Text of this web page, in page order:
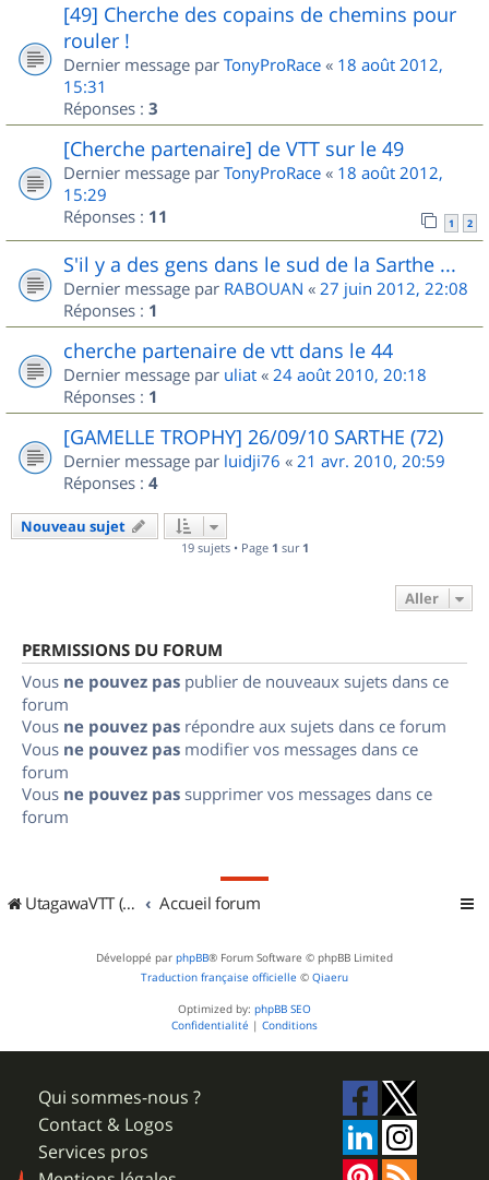
[49] Cherche des copains de chemins pour
rouler !
Dernier message par TonyProRace « 18 août 2012,
15:31
Réponses : 3
[Cherche partenaire] de VTT sur le 49
Dernier message par TonyProRace « 18 août 2012,
15:29
Réponses : 11 1 2
S'il y a des gens dans le sud de la Sarthe ...
Dernier message par RABOUAN « 27 juin 2012, 22:08
Réponses : 1
cherche partenaire de vtt dans le 44
Dernier message par uliat « 24 août 2010, 20:18
Réponses : 1
[GAMELLE TROPHY] 26/09/10 SARTHE (72)
Dernier message par luidji76 « 21 avr. 2010, 20:59
Réponses : 4
Nouveau sujet
19 sujets • Page 1 sur 1
Aller
PERMISSIONS DU FORUM
Vous ne pouvez pas publier de nouveaux sujets dans ce
forum
Vous ne pouvez pas répondre aux sujets dans ce forum
Vous ne pouvez pas modifier vos messages dans ce
forum
Vous ne pouvez pas supprimer vos messages dans ce
forum
UtagawaVTT (Randos VTT et VTTAE avec traces GPS) Accueil forum
Développé par phpBB® Forum Software © phpBB Limited
Traduction française officielle © Qiaeru
Optimized by: phpBB SEO
Confidentialité | Conditions
Qui sommes-nous ?
Contact & Logos
Services pros